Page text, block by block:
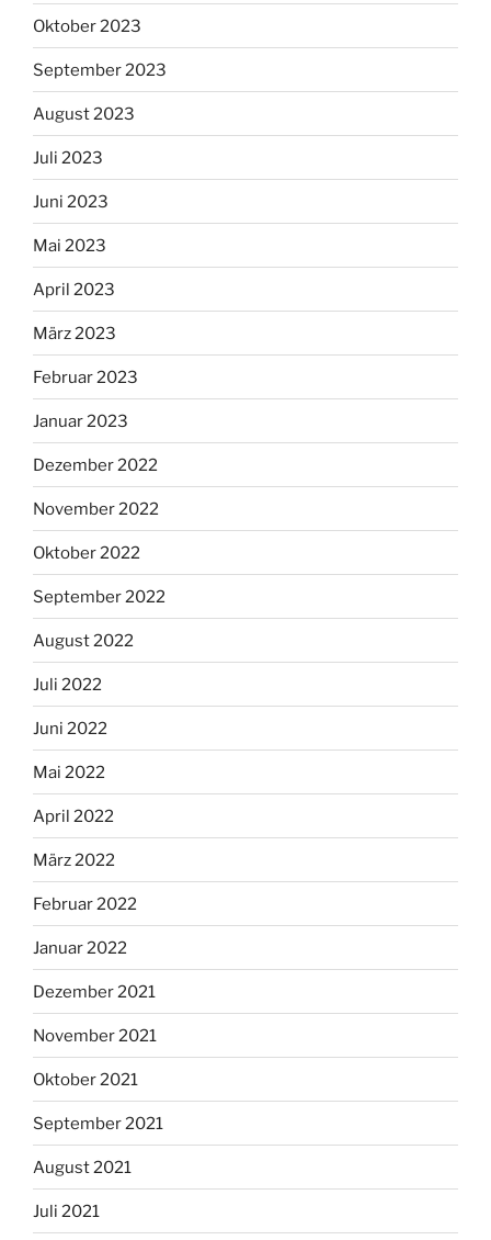
Oktober 2023
September 2023
August 2023
Juli 2023
Juni 2023
Mai 2023
April 2023
März 2023
Februar 2023
Januar 2023
Dezember 2022
November 2022
Oktober 2022
September 2022
August 2022
Juli 2022
Juni 2022
Mai 2022
April 2022
März 2022
Februar 2022
Januar 2022
Dezember 2021
November 2021
Oktober 2021
September 2021
August 2021
Juli 2021